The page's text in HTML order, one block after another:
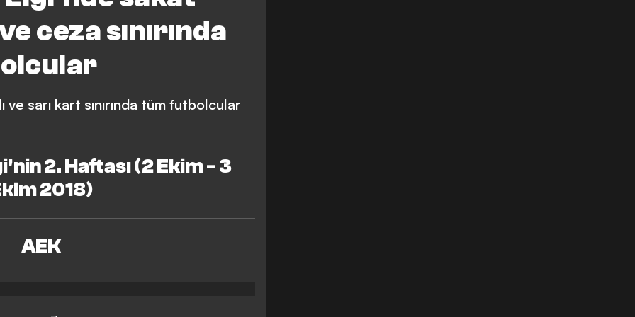
ceza sınırında
PSV Eindhoven
M. United
Schalke 04
Dortmund
Young Boys
Atletico Madrid
sarı kart sınırında tüm futbolcular
2. Haftası (2 Ekim - 3
2018)
AEK